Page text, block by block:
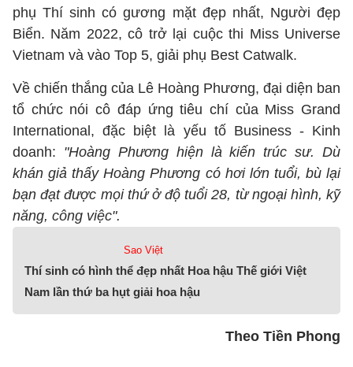
phụ Thí sinh có gương mặt đẹp nhất, Người đẹp
Biển. Năm 2022, cô trở lại cuộc thi Miss Universe
Vietnam và vào Top 5, giải phụ Best Catwalk.
Về chiến thắng của Lê Hoàng Phương, đại diện ban
tổ chức nói cô đáp ứng tiêu chí của Miss Grand
International, đặc biệt là yếu tố Business - Kinh
doanh: "Hoàng Phương hiện là kiến trúc sư. Dù
khán giả thấy Hoàng Phương có hơi lớn tuổi, bù lại
bạn đạt được mọi thứ ở độ tuổi 28, từ ngoại hình, kỹ
năng, công việc".
Sao Việt
Thí sinh có hình thể đẹp nhất Hoa hậu Thế giới Việt
Nam lần thứ ba hụt giải hoa hậu
Theo Tiền Phong